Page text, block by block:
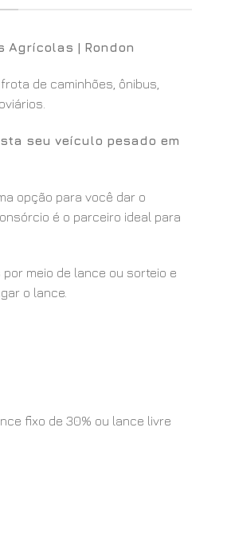
Agrícolas | Rondon
de caminhões, ônibus,
seu veículo pesado em
opção para você dar o
é o parceiro ideal para
meio de lance ou sorteio e
o lance.
fixo de 30% ou lance livre